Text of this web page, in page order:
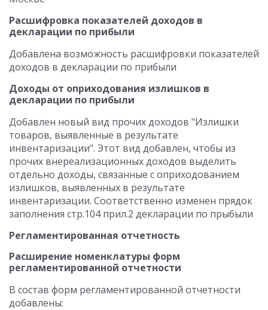
Расшифровка показателей доходов в
декларации по прибыли
Добавлена возможность расшифровки показателей
доходов в декларации по прибыли
Доходы от оприходования излишков в
декларации по прибыли
Добавлен новый вид прочих доходов "Излишки
товаров, выявленные в результате
инвентаризации". Этот вид добавлен, чтобы из
прочих внереализационных доходов выделить
отдельно доходы, связанные с оприходованием
излишков, выявленных в результате
инвентаризации. Соответственно изменен прядок
заполнения стр.104 прил.2 декларации по прыбыли
Регламентированная отчетность
Расширение номенклатуры форм
регламентированной отчетности
В состав форм регламентированной отчетности
добавлены: